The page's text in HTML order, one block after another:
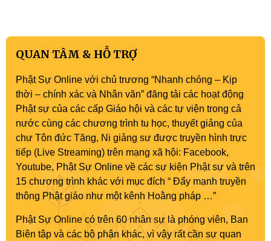
QUAN TÂM & HỖ TRỢ
Phật Sự Online với chủ trương “Nhanh chóng – Kịp
thời – chính xác và Nhân văn” đăng tải các hoạt động
Phật sự của các cấp Giáo hội và các tự viện trong cả
nước cùng các chương trình tu học, thuyết giảng của
chư Tôn đức Tăng, Ni giảng sư được truyền hình trực
tiếp (Live Streaming) trên mạng xã hội: Facebook,
Youtube, Phật Sự Online về các sự kiện Phật sự và trên
15 chương trình khác với mục đích “ Đẩy mạnh truyền
thông Phật giáo như một kênh Hoằng pháp …”
Phật Sự Online có trên 60 nhân sự là phóng viên, Ban
Biên tập và các bộ phận khác, vì vậy rất cần sự quan